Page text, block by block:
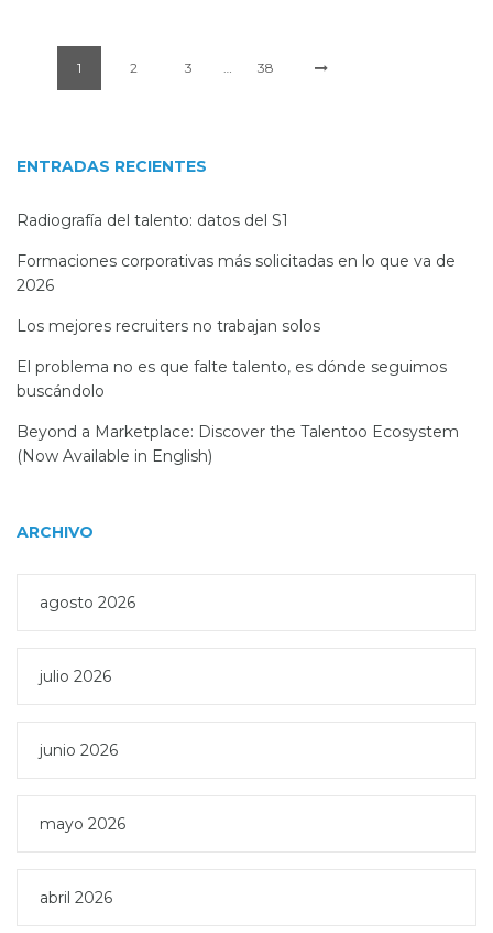
1 2 3 38
ENTRADAS RECIENTES
Radiografía del talento: datos del S1
Formaciones corporativas más solicitadas en lo que va de
2026
Los mejores recruiters no trabajan solos
El problema no es que falte talento, es dónde seguimos
buscándolo
Beyond a Marketplace: Discover the Talentoo Ecosystem
(Now Available in English)
ARCHIVO
agosto 2026
julio 2026
junio 2026
mayo 2026
abril 2026